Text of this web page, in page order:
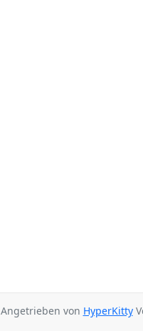
Angetrieben von HyperKitty